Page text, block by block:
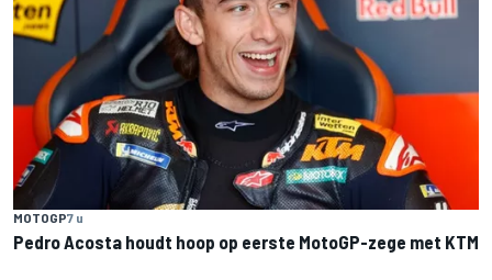
MOTOGP7 u
Pedro Acosta houdt hoop op eerste MotoGP-zege met KTM